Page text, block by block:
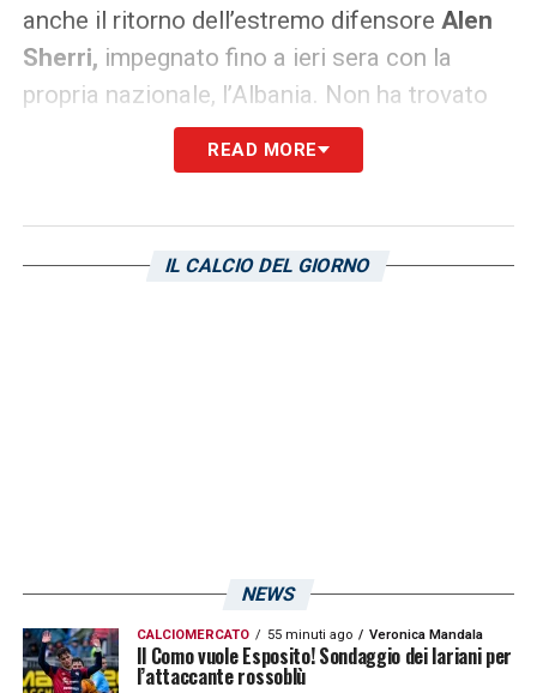
anche il ritorno dell’estremo difensore Alen
Sherri, impegnato fino a ieri sera con la
propria nazionale, l’Albania. Non ha trovato
minutaggio nei due match giocati, ma appena
ha avuto occasione è tornato subito in
LA PLAYLIST DELLE NOSTRE TOP NEWS
READ MORE
IL CALCIO DEL GIORNO
NEWS
CALCIOMERCATO 55 minuti ago Veronica Mandala
Il Como vuole Esposito! Sondaggio dei lariani per
l’attaccante rossoblù